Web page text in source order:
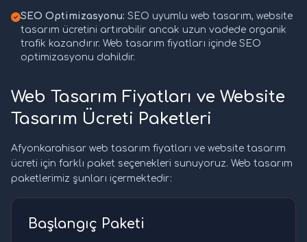
SEO Optimizasyonu: SEO uyumlu web tasarım, website
tasarım ücretini artırabilir ancak uzun vadede organik
trafik kazandırır. Web tasarım fiyatları içinde SEO
optimizasyonu dahildir.
Web Tasarım Fiyatları ve Website
Tasarım Ücreti Paketleri
Afyonkarahisar web tasarım fiyatları ve website tasarım
ücreti için farklı paket seçenekleri sunuyoruz. Web tasarım
paketlerimiz şunları içermektedir:
Başlangıç Paketi